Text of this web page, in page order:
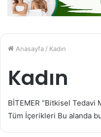
Anasayfa / Kadın
Kadın
BİTEMER “Bitkisel Tedavi
Tüm İçerikleri Bu alanda